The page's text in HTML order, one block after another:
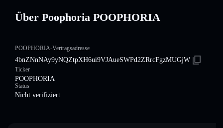
Über Poophoria POOPHORIA
POOPHORIA-Vertragsadresse
4bnZNnNAy9yNQZtpXH6ui9VJAueSWPd2ZRrcFgzMUGjW
Ticker
POOPHORIA
Status
Nicht verifiziert